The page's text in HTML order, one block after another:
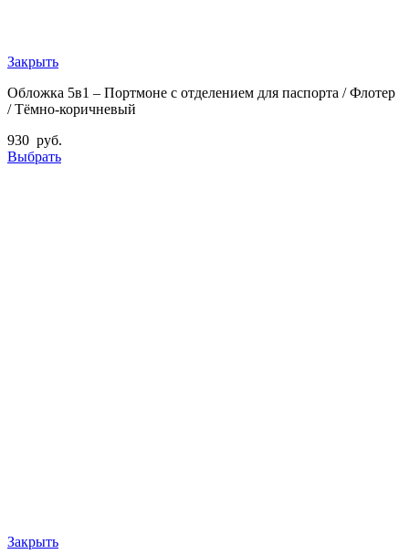
Закрыть
Обложка 5в1 – Портмоне с отделением для паспорта / Флотер
/ Тёмно-коричневый
930 руб.
Выбрать
Закрыть